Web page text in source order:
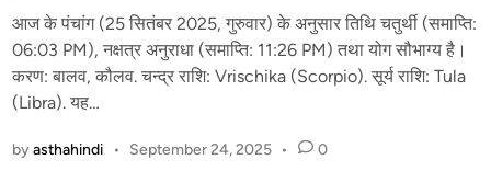
d
i
n
आज के पंचांग (25 सितंबर 2025, गुरुवार) के अनुसार तिथि चतुर्थी (समाप्ति:
06:03 PM), नक्षत्र अनुराधा (समाप्ति: 11:26 PM) तथा योग सौभाग्य है।
करण: बालव, कौलव. चन्द्र राशि: Vrischika (Scorpio). सूर्य राशि: Tula
(Libra). यह…
byasthahindi • September 24, 2025 • 0